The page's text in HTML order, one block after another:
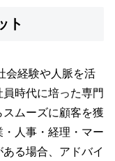
ト
会経験や人脈を活
時代に培った専門
ムーズに顧客を獲
人事・経理・マー
る場合、アドバイ